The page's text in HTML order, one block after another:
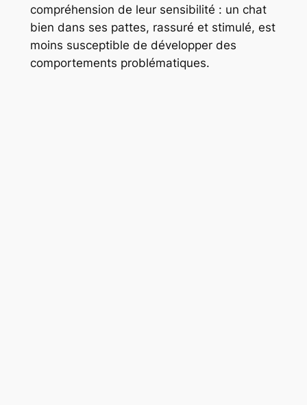
compréhension de leur sensibilité : un chat
bien dans ses pattes, rassuré et stimulé, est
moins susceptible de développer des
comportements problématiques.